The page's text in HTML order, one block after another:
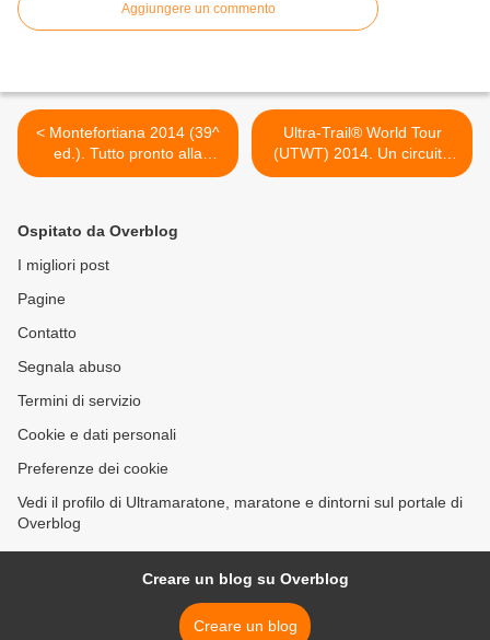
Aggiungere un commento
< Montefortiana 2014 (39^
ed.). Tutto pronto alla
partenza. Ed ecco la start
33^ edizione
Ultra-Trail® World Tour
(UTWT) 2014. Un circuito
che mette assieme le più
Ospitato da Overblog
I migliori post
Pagine
Contatto
Segnala abuso
Termini di servizio
Cookie e dati personali
Preferenze dei cookie
Vedi il profilo di Ultramaratone, maratone e dintorni sul portale di
Overblog
Creare un blog su Overblog
Creare un blog